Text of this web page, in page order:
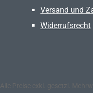
Versand und
Widerrufsrecht
Alle Preise exkl. gesetzl.